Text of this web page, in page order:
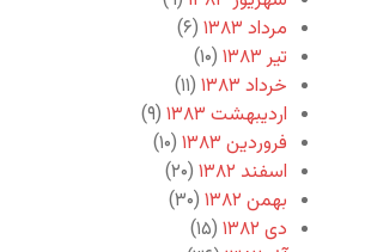
مرداد ۱۳۸۳
(۶)
تیر ۱۳۸۳
(۱۰)
خرداد ۱۳۸۳
(۱۱)
اردیبهشت ۱۳۸۳
(۹)
فروردین ۱۳۸۳
(۱۰)
اسفند ۱۳۸۲
(۲۰)
بهمن ۱۳۸۲
(۳۰)
دی ۱۳۸۲
(۱۵)